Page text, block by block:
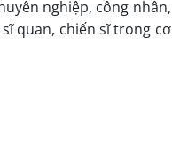
nghiệp, công nhân,
quan, chiến sĩ trong cơ